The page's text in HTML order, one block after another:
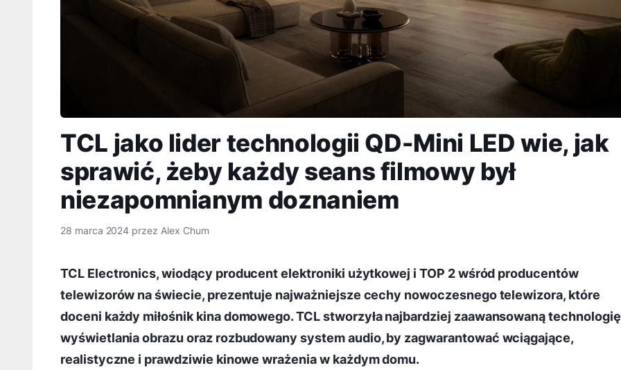
TCL jako lider technologii QD-Mini LED wie, jak
sprawić, żeby każdy seans filmowy był
niezapomnianym doznaniem
28 marca 2024 przez Alex Chum
TCL Electronics, wiodący producent elektroniki użytkowej i TOP 2 wśród producentów
telewizorów na świecie, prezentuje najważniejsze cechy nowoczesnego telewizora, które
doceni każdy miłośnik kina domowego. TCL stworzyła najbardziej zaawansowaną technologię
wyświetlania obrazu oraz rozbudowany system audio, by zagwarantować wciągające,
realistyczne i prawdziwie kinowe wrażenia w każdym domu.